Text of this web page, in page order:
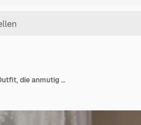
Porträt einer schönen jungen blonden Ballerina im weißen Outfit, die anmutig auf der Treppe eines alten Schlosses steht.